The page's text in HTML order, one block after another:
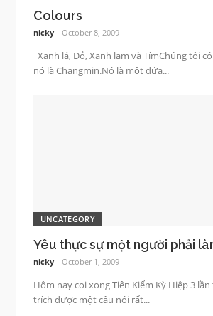
Colours
nicky October 8, 2009
Xanh lá, Đỏ, Xanh lam và TímChúng tôi
nó là Changmin.Nó là một đứa...
UNCATEGORY
Yêu thực sự một người phải
nicky October 1, 2009
Hôm nay coi xong Tiên Kiếm Kỳ Hiệp 3
trích được một câu nói rất...